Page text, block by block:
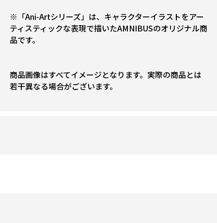
※「Ani-Artシリーズ」は、キャラクターイラストをアー
ティスティックな表現で描いたAMNIBUSのオリジナル商
品です。
商品画像はすべてイメージとなります。実際の商品とは
若干異なる場合がございます。